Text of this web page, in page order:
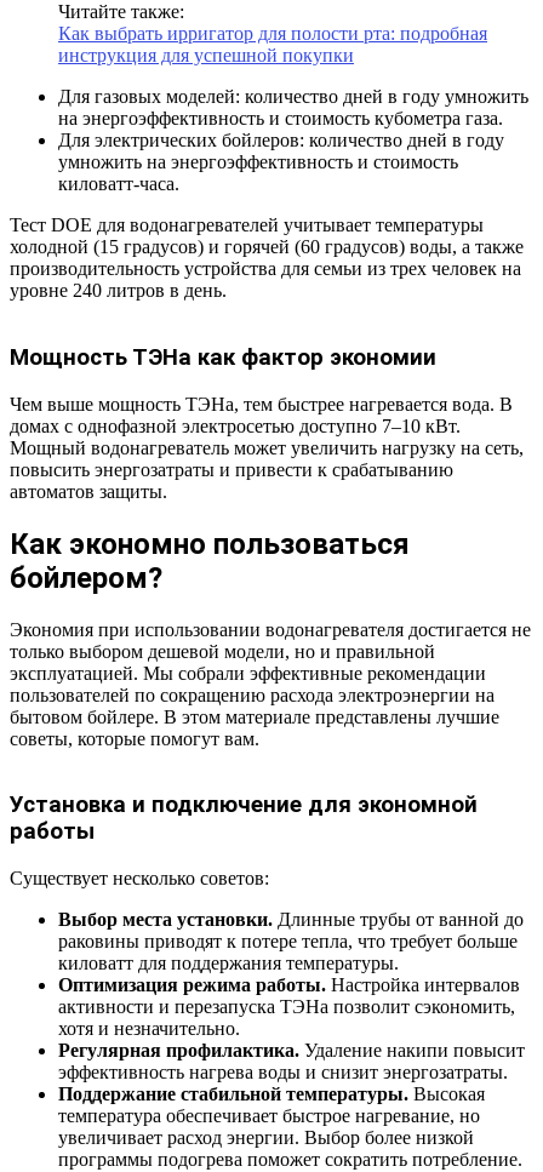
Читайте также:
Как выбрать ирригатор для полости рта: подробная
инструкция для успешной покупки
Для газовых моделей: количество дней в году умножить
на энергоэффективность и стоимость кубометра газа.
Для электрических бойлеров: количество дней в году
умножить на энергоэффективность и стоимость
киловатт-часа.
Тест DOE для водонагревателей учитывает температуры
холодной (15 градусов) и горячей (60 градусов) воды, а также
производительность устройства для семьи из трех человек на
уровне 240 литров в день.
Мощность ТЭНа как фактор экономии
Чем выше мощность ТЭНа, тем быстрее нагревается вода. В
домах с однофазной электросетью доступно 7–10 кВт.
Мощный водонагреватель может увеличить нагрузку на сеть,
повысить энергозатраты и привести к срабатыванию
автоматов защиты.
Как экономно пользоваться
бойлером?
Экономия при использовании водонагревателя достигается не
только выбором дешевой модели, но и правильной
эксплуатацией. Мы собрали эффективные рекомендации
пользователей по сокращению расхода электроэнергии на
бытовом бойлере. В этом материале представлены лучшие
советы, которые помогут вам.
Установка и подключение для экономной
работы
Существует несколько советов:
Выбор места установки. Длинные трубы от ванной до
раковины приводят к потере тепла, что требует больше
киловатт для поддержания температуры.
Оптимизация режима работы. Настройка интервалов
активности и перезапуска ТЭНа позволит сэкономить,
хотя и незначительно.
Регулярная профилактика. Удаление накипи повысит
эффективность нагрева воды и снизит энергозатраты.
Поддержание стабильной температуры. Высокая
температура обеспечивает быстрое нагревание, но
увеличивает расход энергии. Выбор более низкой
программы подогрева поможет сократить потребление.